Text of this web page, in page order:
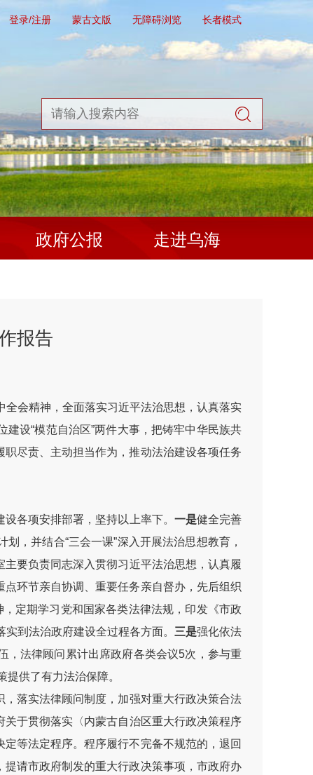
登录/注册 蒙古文版 无障碍浏览 长者模式
政府公报 走进乌海
报告
会精神，全面落实习近平法治思想，认真落实
设“模范自治区”两件大事，把铸牢中华民族共
尽责、主动担当作为，推动法治建设各项任务
各项安排部署，坚持以上率下。 一是健全完善
，并结合“三会一课”深入开展法治思想教育，
要负责同志深入贯彻习近平法治思想，认真履
环节亲自协调、重要任务亲自督办，先后组织
定期学习党和国家各类法律法规，印发《市政
到法治政府建设全过程各方面。 三是强化依法
，法律顾问累计出席政府各类会议5次，参与重
供了有力法治保障。
落实法律顾问制度，加强对重大行政决策合法
于贯彻落实〈内蒙古自治区重大行政决策程序
等法定程序。程序履行不完备不规范的，退回
请市政府制发的重大行政决策事项，市政府办